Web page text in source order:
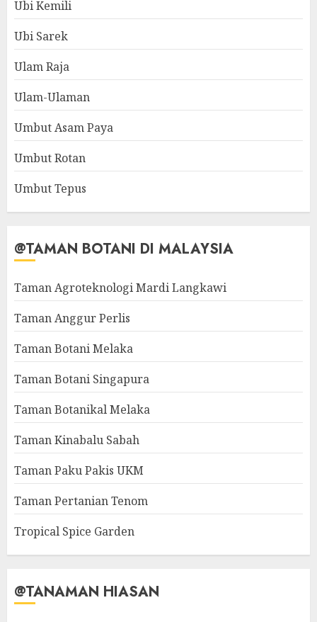
Ubi Kemili
Ubi Sarek
Ulam Raja
Ulam-Ulaman
Umbut Asam Paya
Umbut Rotan
Umbut Tepus
@TAMAN BOTANI DI MALAYSIA
Taman Agroteknologi Mardi Langkawi
Taman Anggur Perlis
Taman Botani Melaka
Taman Botani Singapura
Taman Botanikal Melaka
Taman Kinabalu Sabah
Taman Paku Pakis UKM
Taman Pertanian Tenom
Tropical Spice Garden
@TANAMAN HIASAN